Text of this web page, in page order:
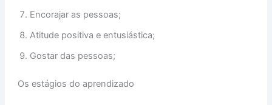
Encorajar as pessoas;
Atitude positiva e entusiástica;
Gostar das pessoas;
Os estágios do aprendizado